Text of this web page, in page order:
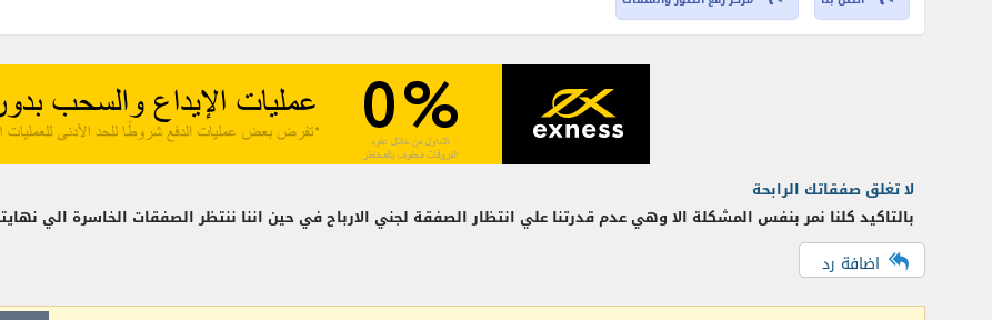
لا تغلق صفقاتك الرابحة
بالتاكيد كلنا نمر بنفس المشكلة الا وهي عدم قدرتنا علي انتظار الصفقة لجني الارباح في حين اننا ننتظر الصفقات الخاسرة الي
اضافة رد